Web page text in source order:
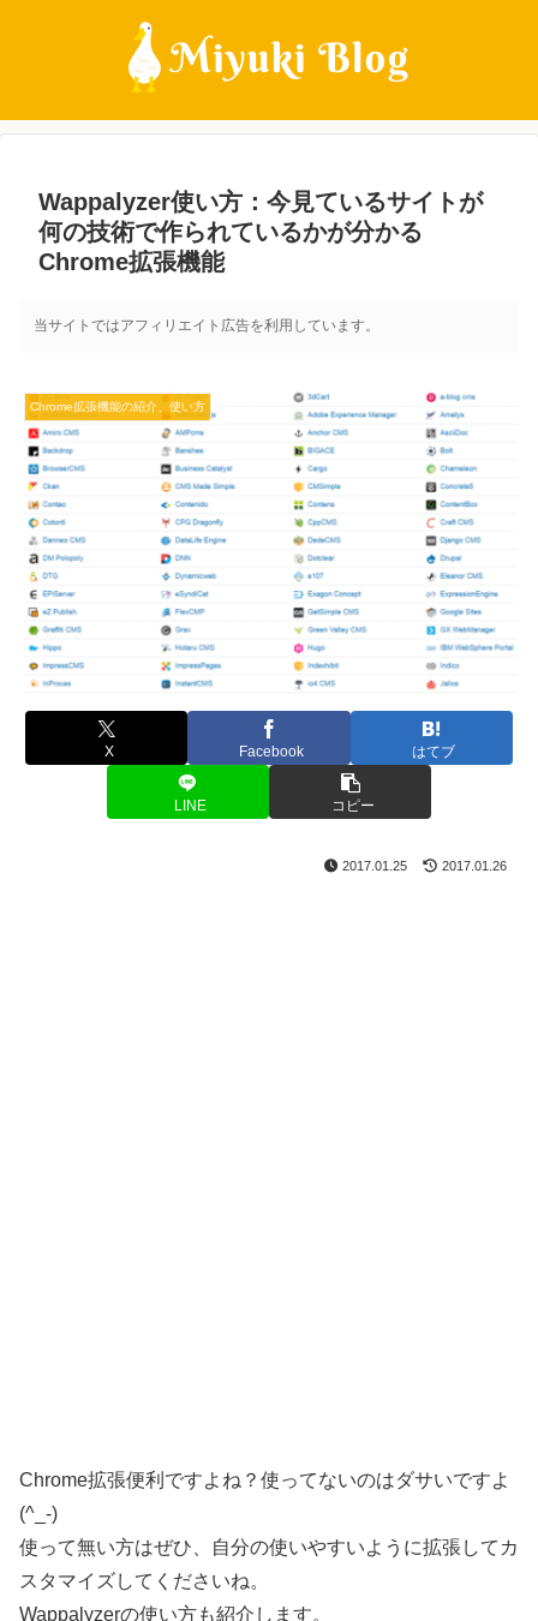
Wappalyzer使い方：今見ているサイトが
何の技術で作られているかが分かる
Chrome拡張機能
当サイトではアフィリエイト広告を利用しています。
Chrome拡張機能の紹介、使い方
X Facebook はてブ
LINE コピー
2017.01.25 2017.01.26
Chrome拡張便利ですよね？使ってないのはダサいですよ
(^_-)
使って無い方はぜひ、自分の使いやすいように拡張してカ
スタマイズしてくださいね。
Wappalyzerの使い方も紹介します。